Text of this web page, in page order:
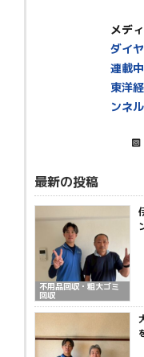
メデ
ダイ
連載中
東洋
ンネ
最新の投稿
不用品回収・粗大ゴミ
回収